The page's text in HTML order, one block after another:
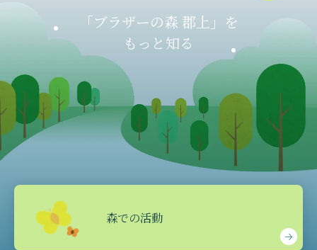
「ブラザーの森 郡上」を
もっと知る
森での活動